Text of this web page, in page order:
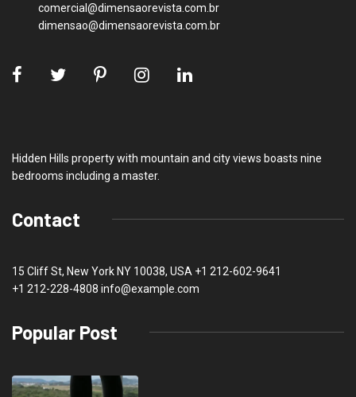
comercial@dimensaorevista.com.br
dimensao@dimensaorevista.com.br
Hidden Hills property with mountain and city views boasts nine
bedrooms including a master.
Contact
15 Cliff St, New York NY 10038, USA +1 212-602-9641
+1 212-228-4808 info@example.com
Popular Post